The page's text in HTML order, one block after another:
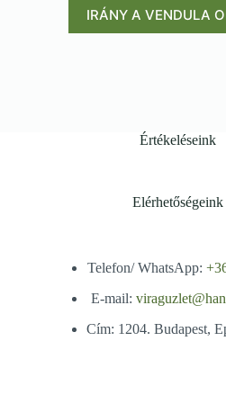
IRÁNY A VENDULA
Értékeléseink
Elérhetőségeink
Telefon/ WhatsApp:
E-mail:
Cím: 1204. Budapest,